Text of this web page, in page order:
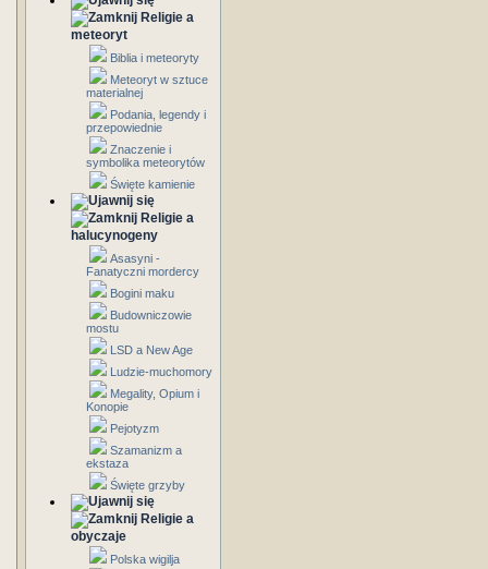
Religie a
meteoryt
Biblia i meteoryty
Meteoryt w sztuce
materialnej
Podania, legendy i
przepowiednie
Znaczenie i
symbolika meteorytów
Święte kamienie
Religie a
halucynogeny
Asasyni -
Fanatyczni mordercy
Bogini maku
Budowniczowie
mostu
LSD a New Age
Ludzie-muchomory
Megality, Opium i
Konopie
Pejotyzm
Szamanizm a
ekstaza
Święte grzyby
Religie a
obyczaje
Polska wigilja